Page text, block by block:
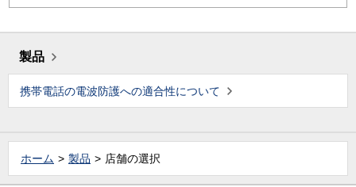
製品
携帯電話の電波防護への適合性について
ホーム 製品 店舗の選択